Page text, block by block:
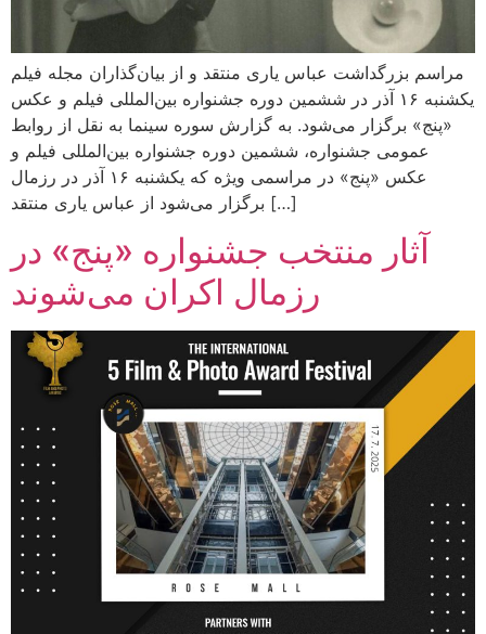
مراسم بزرگداشت عباس یاری منتقد و از بیان‌گذاران مجله فیلم
یکشنبه ۱۶ آذر در ششمین دوره جشنواره بین‌المللی فیلم و عکس
«پنج» برگزار می‌شود. به گزارش سوره سینما به نقل از روابط
عمومی جشنواره، ششمین دوره جشنواره بین‌المللی فیلم و
عکس «پنج» در مراسمی ویژه که یکشنبه ۱۶ آذر در رزمال
برگزار می‌شود از عباس یاری منتقد […]
آثار منتخب جشنواره «پنج» در
رزمال اکران می‌شوند